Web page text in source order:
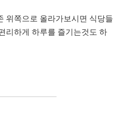
위쪽으로 올라가보시면 식당들
리하게 하루를 즐기는것도 하